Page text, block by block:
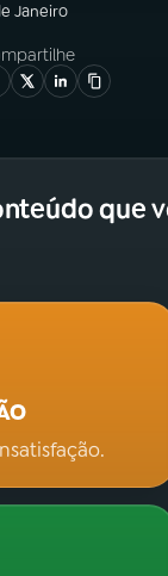
Janeiro
que